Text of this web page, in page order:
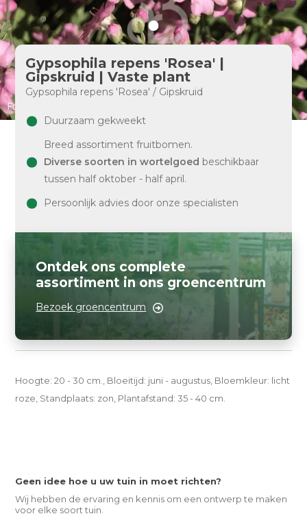
Gypsophila repens 'Rosea' |
Gipskruid | Vaste plant
Gypsophila repens 'Rosea' / Gipskruid
Duurzaam gekweekt
Breed assortiment fruitbomen.
Diverse soorten in wortelgoed beschikbaar
tussen half oktober - half april.
Persoonlijk advies door onze specialisten
Ontdek ons complete
assortiment in ons groencentrum
Bezoek groencentrum
Hoogte: 20 - 30 cm., Bloeitijd: juni - augustus, Bloemkleur: licht
roze, Standplaats: zon, Plantafstand: 35 - 40 cm.
Geen idee hoe u uw tuin in moet richten?
Wij hebben de ervaring en kennis om een ontwerp te maken
voor elke soort tuin.